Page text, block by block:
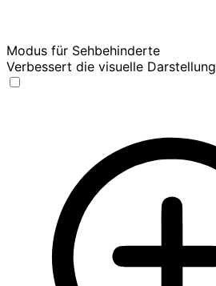
Modus für Sehbehinderte
Verbessert die visuelle